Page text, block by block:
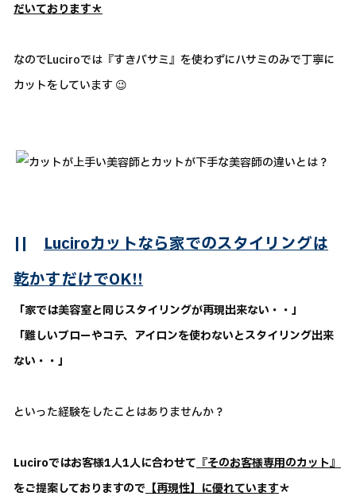
だいております＊
なのでLuciroでは『すきバサミ』を使わずにハサミのみで丁寧に
カットをしています 😉
|| Luciroカットなら家でのスタイリングは
乾かすだけでOK!!
「家では美容室と同じスタイリングが再現出来ない・・」
「難しいブローやコテ、アイロンを使わないとスタイリング出来
ない・・」
といった経験をしたことはありませんか？
Luciroではお客様1人1人に合わせて 『そのお客様専用のカット』
をご提案しておりますので 【再現性】に優れています＊